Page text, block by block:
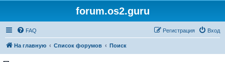
forum.os2.guru
FAQ Вход
Регистрация
На главную Список форумов Поиск